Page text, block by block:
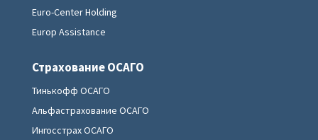
Euro-Center Holding
Europ Assistance
Страхование ОСАГО
Тинькофф ОСАГО
Альфастрахование ОСАГО
Ингосстрах ОСАГО